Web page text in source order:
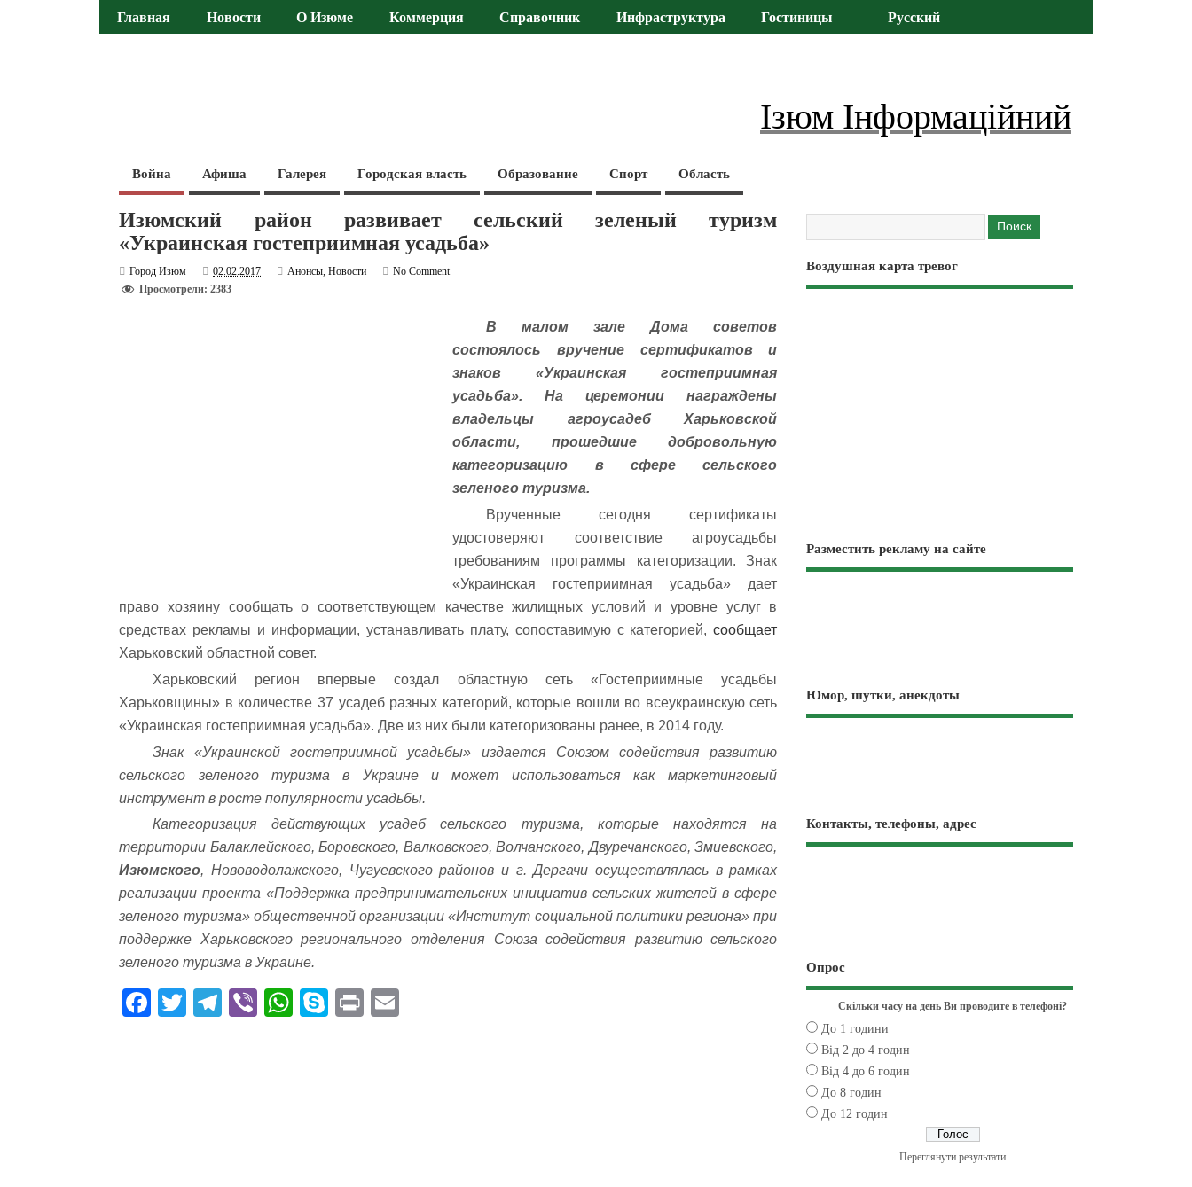
Главная Новости О Изюме Коммерция Справочник Инфраструктура Гостиницы Русский
Ізюм Інформаційний
Война Афиша Галерея Городская власть Образование Спорт Область
Изюмский район развивает сельский зеленый туризм
«Украинская гостеприимная усадьба»
Город Изюм 02.02.2017 Анонсы,Новости
No Comment
Просмотрели: 2383
В малом зале Дома советов
состоялось вручение сертификатов и
знаков «Украинская гостеприимная
усадьба». На церемонии награждены
владельцы агроусадеб Харьковской
области, прошедшие добровольную
категоризацию в сфере сельского
зеленого туризма.
Врученные сегодня сертификаты
удостоверяют соответствие агроусадьбы
требованиям программы категоризации. Знак
«Украинская гостеприимная усадьба» дает
право хозяину сообщать о соответствующем качестве жилищных условий и уровне услуг в
средствах рекламы и информации, устанавливать плату, сопоставимую с категорией,сообщает
Харьковский областной совет.
Харьковский регион впервые создал областную сеть «Гостеприимные усадьбы
Харьковщины» в количестве 37 усадеб разных категорий, которые вошли во всеукраинскую сеть
«Украинская гостеприимная усадьба». Две из них были категоризованы ранее, в 2014 году.
Знак «Украинской гостеприимной усадьбы» издается Союзом содействия развитию
сельского зеленого туризма в Украине и может использоваться как маркетинговый
инструмент в росте популярности усадьбы.
Категоризация действующих усадеб сельского туризма, которые находятся на
территории Балаклейского, Боровского, Валковского, Волчанского, Двуречанского, Змиевского,
Изюмского, Нововодолажского, Чугуевского районов и г. Дергачи осуществлялась в рамках
реализации проекта «Поддержка предпринимательских инициатив сельских жителей в сфере
зеленого туризма» общественной организации «Институт социальной политики региона» при
поддержке Харьковского регионального отделения Союза содействия развитию сельского
зеленого туризма в Украине.
Fa T
Te Vi
W
S
Pr
Воздушная карта тревог
Разместить рекламу на сайте
Юмор, шутки, анекдоты
Контакты, телефоны, адрес
Опрос
Скільки часу на день Ви проводите в телефоні?
До 1 години
Від 2 до 4 годин
Від 4 до 6 годин
До 8 годин
До 12 годин
Переглянути результати